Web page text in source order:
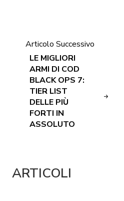
Articolo Successivo
LE MIGLIORI
ARMI DI COD
BLACK OPS 7:
TIER LIST
DELLE PIÙ
FORTI IN
ASSOLUTO
ARTICOLI